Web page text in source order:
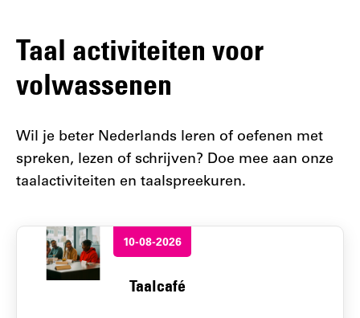
Taal activiteiten voor
volwassenen
Wil je beter Nederlands leren of oefenen met
spreken, lezen of schrijven? Doe mee aan onze
taalactiviteiten en taalspreekuren.
10-08-2026
Taalcafé